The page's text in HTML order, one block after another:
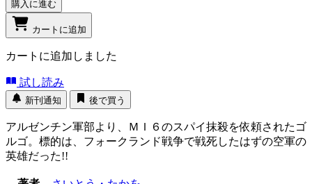
購入に進む
カートに追加
カートに追加しました
試し読み
新刊通知 後で買う
アルゼンチン軍部より、ＭＩ６のスパイ抹殺を依頼されたゴ
ルゴ。標的は、フォークランド戦争で戦死したはずの空軍の
英雄だった!!